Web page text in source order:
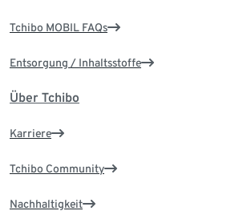
Tchibo MOBIL FAQs
Entsorgung / Inhaltsstoffe
Über Tchibo
Karriere
Tchibo Community
Nachhaltigkeit